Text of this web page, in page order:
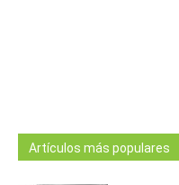
Artículos más populares